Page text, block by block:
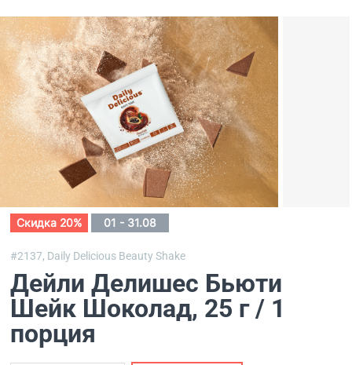
Скидка 20% 01 - 31.08
#2137, Daily Delicious Beauty Shake
Дейли Делишес Бьюти
Шейк Шоколад, 25 г / 1
порция